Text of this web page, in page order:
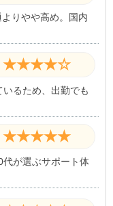
りやや高め。国内
★★★★☆
るため、出勤でも
★★★★★
が選ぶサポート体